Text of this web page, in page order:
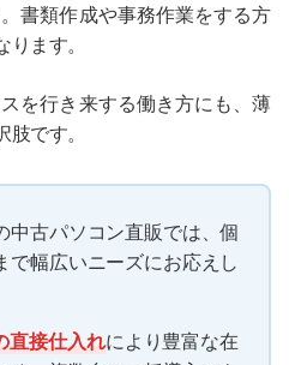
書類作成や事務作業をする方
ます。
を行き来する働き方にも、薄
です。
中古パソコン直販では、個
で幅広いニーズにお応えし
直接仕入れにより豊富な在